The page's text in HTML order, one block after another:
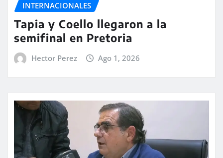
INTERNACIONALES
Tapia y Coello llegaron a la
semifinal en Pretoria
Hector Perez Ago 1, 2026